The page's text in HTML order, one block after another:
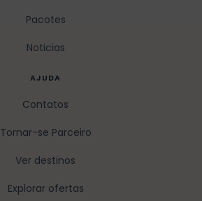
Pacotes
Noticias
AJUDA
Contatos
Tornar-se Parceiro
Ver destinos
Explorar ofertas